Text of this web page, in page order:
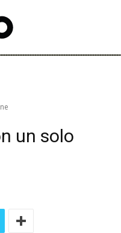
un solo